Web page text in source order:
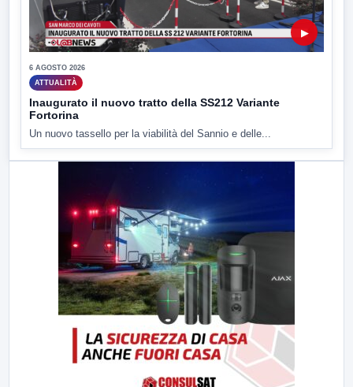
▶
6 AGOSTO 2026
ATTUALITÀ
Inaugurato il nuovo tratto della SS212 Variante
Fortorina
Un nuovo tassello per la viabilità del Sannio e delle...